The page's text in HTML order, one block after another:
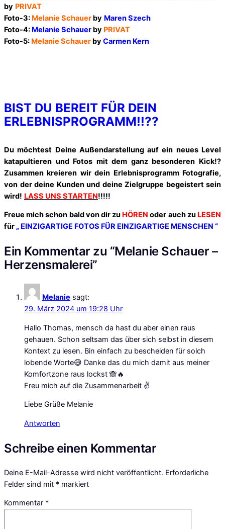
by PRIVAT
Foto-3: Melanie Schauer by Maren Szech
Foto-4: Melanie Schauer by PRIVAT
Foto-5: Melanie Schauer by Carmen Kern
BIST DU BEREIT FÜR DEIN
ERLEBNISPROGRAMM!!??
Du möchtest Deine Außendarstellung auf ein neues Level
katapultieren und Fotos mit dem ganz besonderen Kick!?
Zusammen kreieren wir dein Erlebnisprogramm Fotografie,
von der deine Kunden und deine Zielgruppe begeistert sein
wird! LASS UNS STARTEN!!!!!
Freue mich schon bald von dir zu HÖREN oder auch zu LESEN
für „ EINZIGARTIGE FOTOS FÜR EINZIGARTIGE MENSCHEN “
Ein Kommentar zu “Melanie Schauer –
Herzensmalerei”
Melanie sagt:
29. März 2024 um 19:28 Uhr
Hallo Thomas, mensch da hast du aber einen raus
gehauen. Schon seltsam das über sich selbst in diesem
Kontext zu lesen. Bin einfach zu bescheiden für solch
lobende Worte😅 Danke das du mich damit aus meiner
Komfortzone raus lockst 🙈🔥
Freu mich auf die Zusammenarbeit ✌️
Liebe Grüße Melanie
Antworten
Schreibe einen Kommentar
Deine E-Mail-Adresse wird nicht veröffentlicht. Erforderliche
Felder sind mit * markiert
Kommentar *